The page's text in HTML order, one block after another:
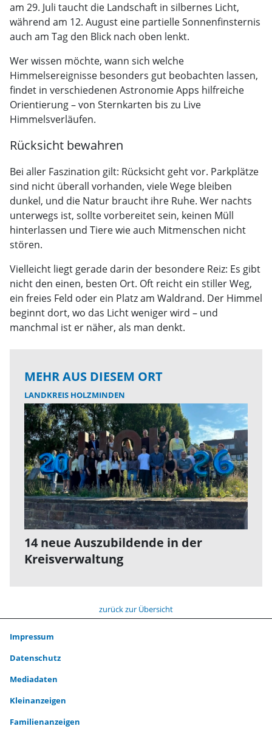
am 29. Juli taucht die Landschaft in silbernes Licht,
während am 12. August eine partielle Sonnenfinsternis
auch am Tag den Blick nach oben lenkt.
Wer wissen möchte, wann sich welche
Himmelsereignisse besonders gut beobachten lassen,
findet in verschiedenen Astronomie Apps hilfreiche
Orientierung – von Sternkarten bis zu Live
Himmelsverläufen.
Rücksicht bewahren
Bei aller Faszination gilt: Rücksicht geht vor. Parkplätze
sind nicht überall vorhanden, viele Wege bleiben
dunkel, und die Natur braucht ihre Ruhe. Wer nachts
unterwegs ist, sollte vorbereitet sein, keinen Müll
hinterlassen und Tiere wie auch Mitmenschen nicht
stören.
Vielleicht liegt gerade darin der besondere Reiz: Es gibt
nicht den einen, besten Ort. Oft reicht ein stiller Weg,
ein freies Feld oder ein Platz am Waldrand. Der Himmel
beginnt dort, wo das Licht weniger wird – und
manchmal ist er näher, als man denkt.
MEHR AUS DIESEM ORT
LANDKREIS HOLZMINDEN
14 neue Auszubildende in der
Kreisverwaltung
zurück zur Übersicht
Impressum
Datenschutz
Mediadaten
Kleinanzeigen
Familienanzeigen